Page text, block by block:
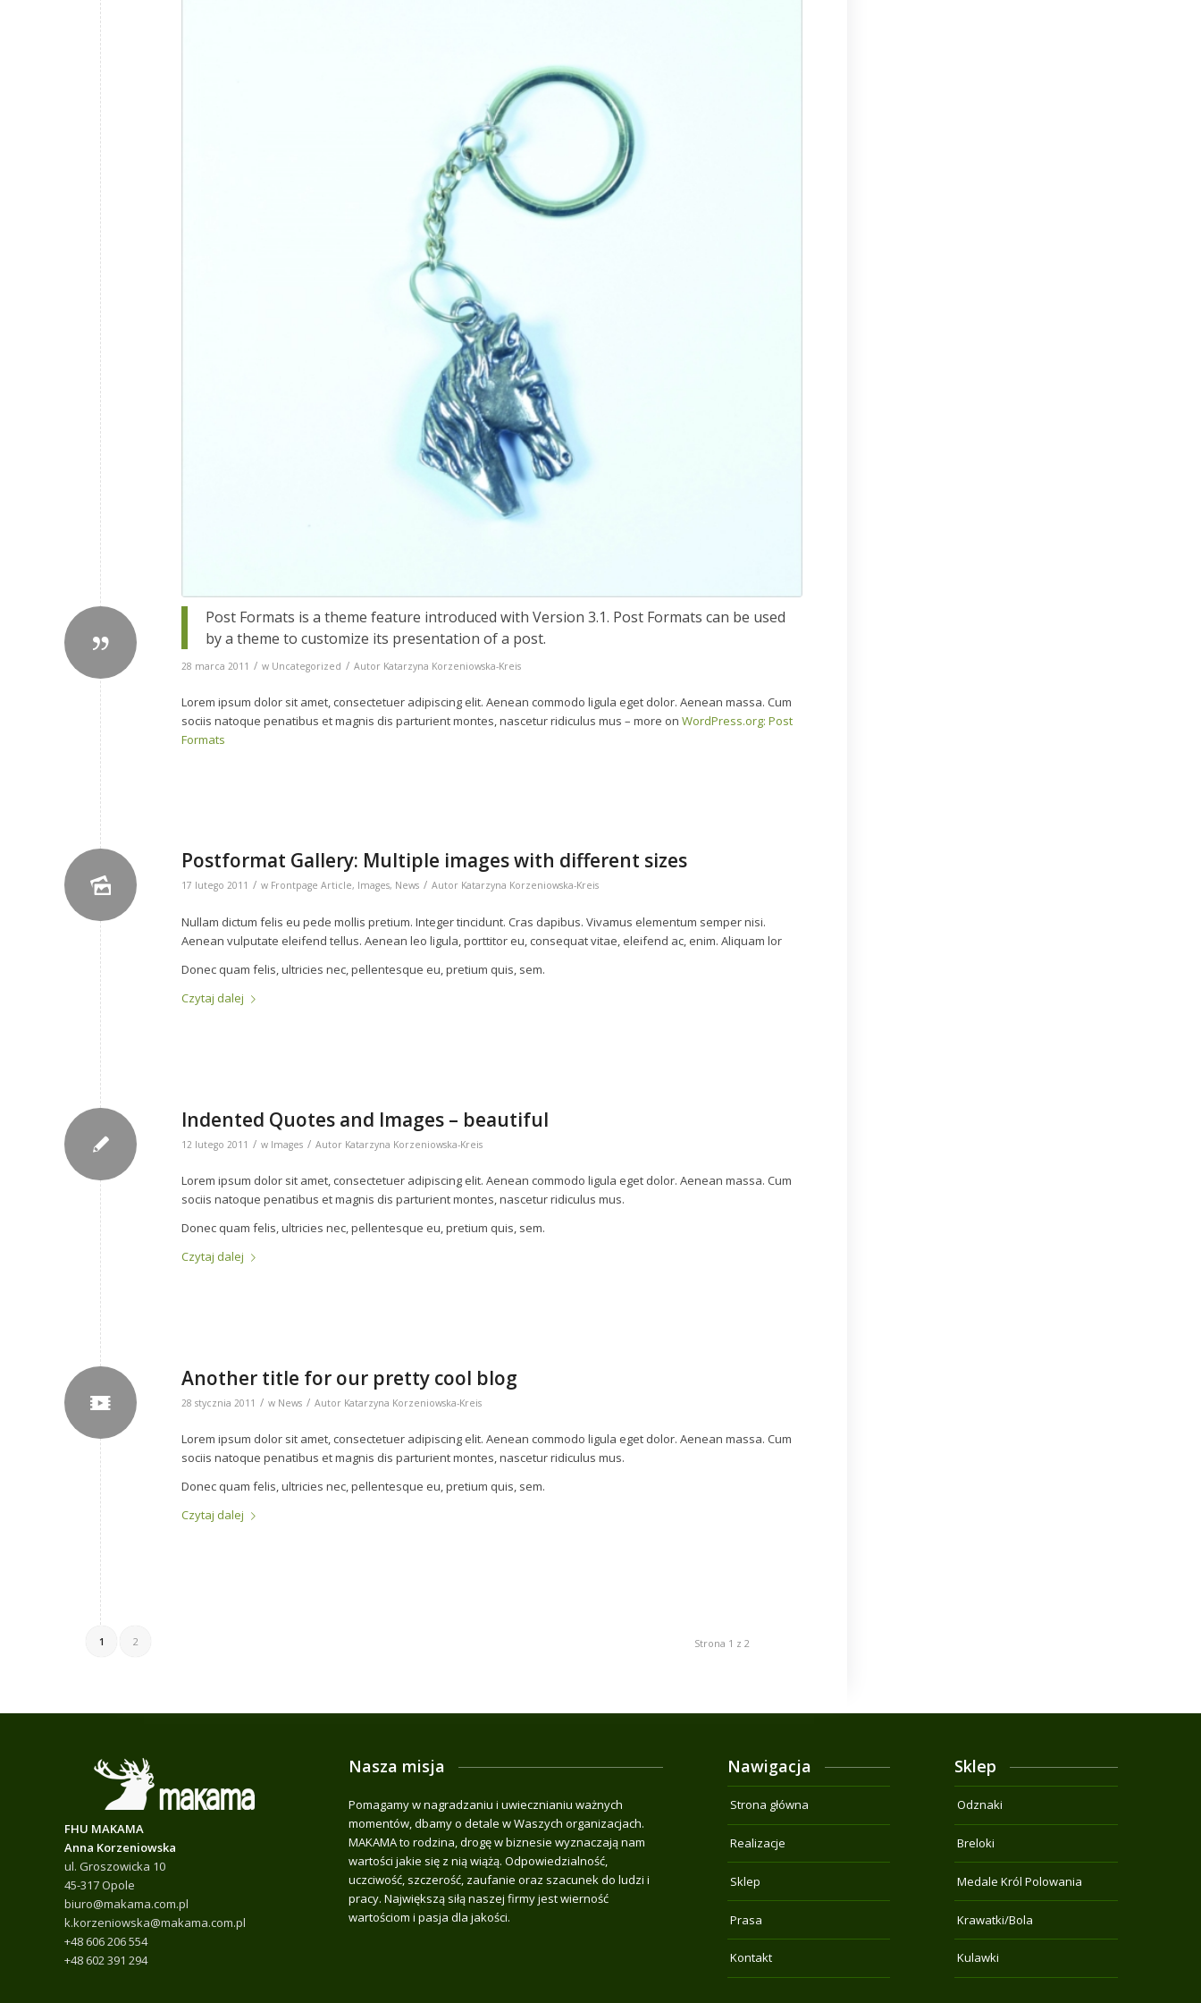
Post Formats is a theme feature introduced with Version 3.1. Post Formats can be used
by a theme to customize its presentation of a post.
28 marca 2011 / w Uncategorized / Autor Katarzyna Korzeniowska-Kreis
Lorem ipsum dolor sit amet, consectetuer adipiscing elit. Aenean commodo ligula eget dolor. Aenean massa. Cum
sociis natoque penatibus et magnis dis parturient montes, nascetur ridiculus mus – more on WordPress.org: Post
Formats
Postformat Gallery: Multiple images with different sizes
17 lutego 2011 / w Frontpage Article, Images, News / Autor Katarzyna Korzeniowska-Kreis
Nullam dictum felis eu pede mollis pretium. Integer tincidunt. Cras dapibus. Vivamus elementum semper nisi.
Aenean vulputate eleifend tellus. Aenean leo ligula, porttitor eu, consequat vitae, eleifend ac, enim. Aliquam lor
Donec quam felis, ultricies nec, pellentesque eu, pretium quis, sem.
Czytaj dalej
Indented Quotes and Images – beautiful
12 lutego 2011 / w Images / Autor Katarzyna Korzeniowska-Kreis
Lorem ipsum dolor sit amet, consectetuer adipiscing elit. Aenean commodo ligula eget dolor. Aenean massa. Cum
sociis natoque penatibus et magnis dis parturient montes, nascetur ridiculus mus.
Donec quam felis, ultricies nec, pellentesque eu, pretium quis, sem.
Czytaj dalej
Another title for our pretty cool blog
28 stycznia 2011 / w News / Autor Katarzyna Korzeniowska-Kreis
Lorem ipsum dolor sit amet, consectetuer adipiscing elit. Aenean commodo ligula eget dolor. Aenean massa. Cum
sociis natoque penatibus et magnis dis parturient montes, nascetur ridiculus mus.
Donec quam felis, ultricies nec, pellentesque eu, pretium quis, sem.
Czytaj dalej
Strona 1 z 2
1 2
FHU MAKAMA
Anna Korzeniowska
ul. Groszowicka 10
45-317 Opole
biuro@makama.com.pl
k.korzeniowska@makama.com.pl
+48 606 206 554
+48 602 391 294
Nasza misja
Pomagamy w nagradzaniu i uwiecznianiu ważnych
momentów, dbamy o detale w Waszych organizacjach.
MAKAMA to rodzina, drogę w biznesie wyznaczają nam
wartości jakie się z nią wiążą. Odpowiedzialność,
uczciwość, szczerość, zaufanie oraz szacunek do ludzi i
pracy. Największą siłą naszej firmy jest wierność
wartościom i pasja dla jakości.
Nawigacja
Strona główna
Realizacje
Sklep
Prasa
Kontakt
Sklep
Odznaki
Breloki
Medale Król Polowania
Krawatki/Bola
Kulawki